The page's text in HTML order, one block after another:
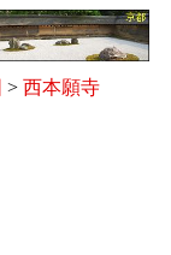
> 西本願寺